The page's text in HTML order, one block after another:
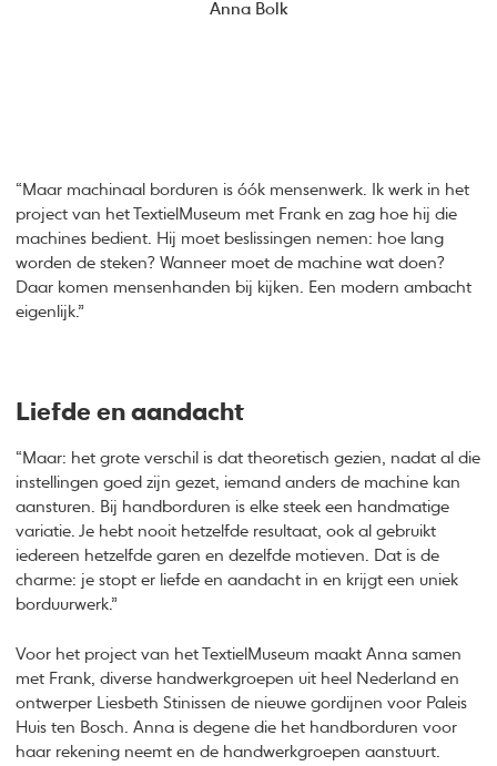
Anna Bolk
“Maar machinaal borduren is óók mensenwerk. Ik werk in het
project van het TextielMuseum met Frank en zag hoe hij die
machines bedient. Hij moet beslissingen nemen: hoe lang
worden de steken? Wanneer moet de machine wat doen?
Daar komen mensenhanden bij kijken. Een modern ambacht
eigenlijk.”
Liefde en aandacht
“Maar: het grote verschil is dat theoretisch gezien, nadat al die
instellingen goed zijn gezet, iemand anders de machine kan
aansturen. Bij handborduren is elke steek een handmatige
variatie. Je hebt nooit hetzelfde resultaat, ook al gebruikt
iedereen hetzelfde garen en dezelfde motieven. Dat is de
charme: je stopt er liefde en aandacht in en krijgt een uniek
borduurwerk.”
Voor het project van het TextielMuseum maakt Anna samen
met Frank, diverse handwerkgroepen uit heel Nederland en
ontwerper Liesbeth Stinissen de nieuwe gordijnen voor Paleis
Huis ten Bosch. Anna is degene die het handborduren voor
haar rekening neemt en de handwerkgroepen aanstuurt.